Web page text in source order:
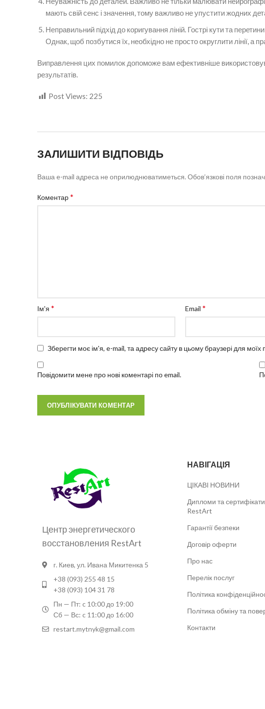
мають свій сенс і значення, тому важливо не упустити жодних
Неправильний підхід до коригування ліній. Гострі кути та
Однак, щоб позбутися їх, необхідно не просто округлити лінії, а
Виправлення цих помилок допоможе вам ефективніше
результатів.
Post Views: 225
ЗАЛИШИТИ ВІДПОВІДЬ
Ваша e-mail адреса не оприлюднюватиметься. Обов’язкові поля
Коментар*
Ім'я * Email*
Зберегти моє ім'я, e-mail, та адресу сайту в цьому браузері для
Повідомити мене про нові коментарі по email.
Центр энергетического
восстановления RestArt
г. Киев, ул. Ивана Микитенка 5
+38 (093) 255 48 15
+38 (093) 104 31 78
Пн — Пт: c 10:00 до 19:00
Сб — Вс: c 11:00 до 16:00
restart.mytnyk@gmail.com
НАВІГАЦІЯ
ЦІКАВІ НОВИНИ
Дипломи та сертифікати
RestArt
Гарантії безпеки
Договір оферти
Про нас
Перелік послуг
Політика
Політика обміну та
Контакти